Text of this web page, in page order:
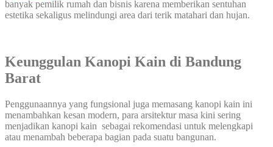
banyak pemilik rumah dan bisnis karena memberikan sentuhan
estetika sekaligus melindungi area dari terik matahari dan hujan.
Keunggulan Kanopi Kain di Bandung
Barat
Penggunaannya yang fungsional juga memasang kanopi kain ini
menambahkan kesan modern, para arsitektur masa kini sering
menjadikan kanopi kain sebagai rekomendasi untuk melengkapi
atau menambah beberapa bagian pada suatu bangunan.